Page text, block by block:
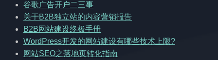
谷歌广告开户二三事
关于B2B独立站的内容营销报告
B2B网站建设终极手册
WordPress开发的网站建设有哪些技术上限?
网站SEO之落地页转化指南